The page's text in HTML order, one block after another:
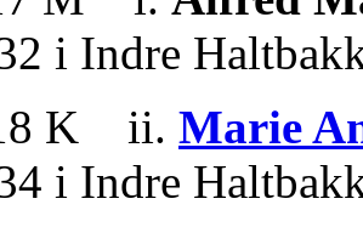
i Indre
K ii. Marie
i Indre